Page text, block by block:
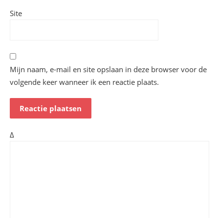
Site
Mijn naam, e-mail en site opslaan in deze browser voor de
volgende keer wanneer ik een reactie plaats.
Δ